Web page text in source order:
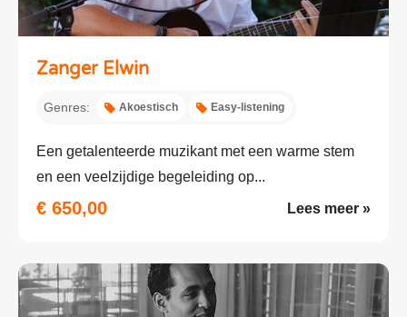
Zanger Elwin
Genres: Akoestisch Easy-listening
Een getalenteerde muzikant met een warme stem
en een veelzijdige begeleiding op...
€ 650,00 Lees meer »